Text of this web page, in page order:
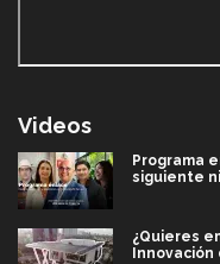
Videos
Programa
siguiente
¿Quieres